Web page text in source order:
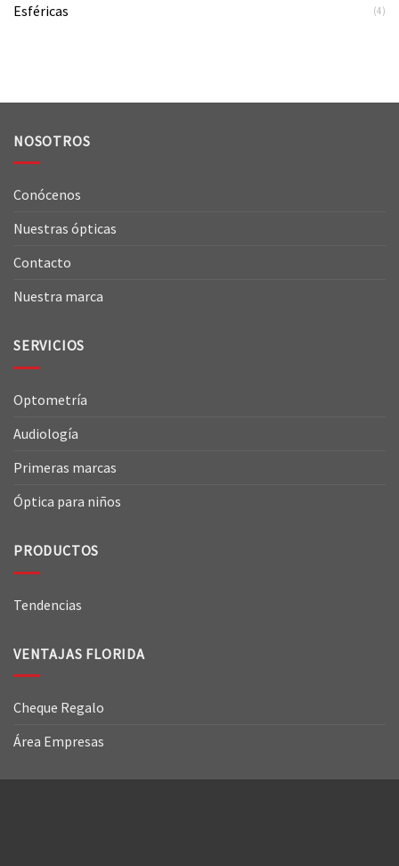
Esféricas (4)
NOSOTROS
Conócenos
Nuestras ópticas
Contacto
Nuestra marca
SERVICIOS
Optometría
Audiología
Primeras marcas
Óptica para niños
PRODUCTOS
Tendencias
VENTAJAS FLORIDA
Cheque Regalo
Área Empresas